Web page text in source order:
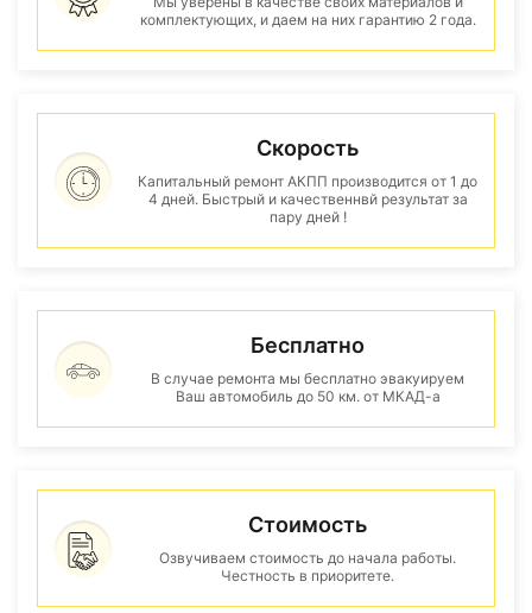
комплектующих, и даем на них гарантию 2 года.
Скорость
Капитальный ремонт АКПП производится от 1 до
4 дней. Быстрый и качественнвй результат за
пару дней !
Бесплатно
В случае ремонта мы бесплатно эвакуируем
Ваш автомобиль до 50 км. от МКАД-а
Стоимость
Озвучиваем стоимость до начала работы.
Честность в приоритете.